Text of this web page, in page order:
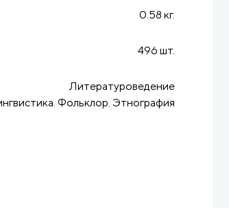
0.58 кг.
496 шт.
Литературоведение
Фольклор. Этнография